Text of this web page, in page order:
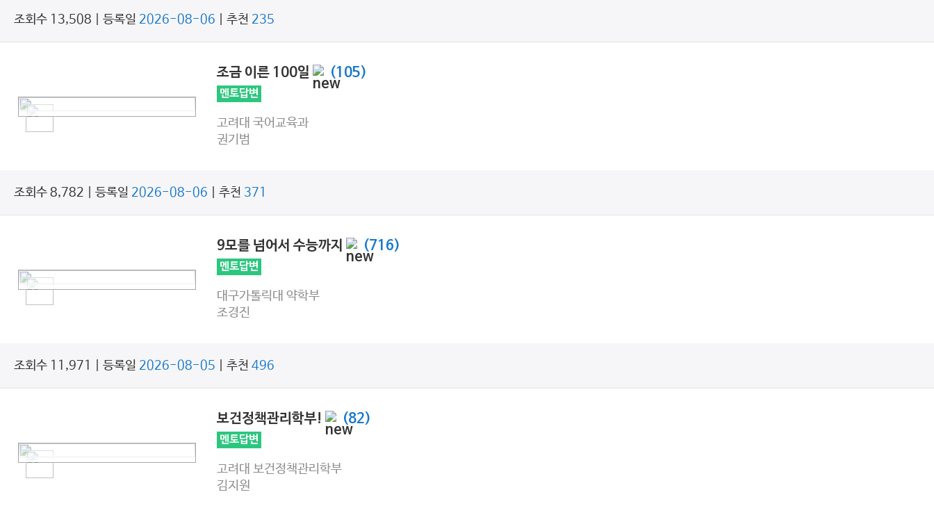
조회수 13,508 | 등록일 2026-08-06 | 추천 235
조금 이른 100일 (105)
멘토답변
고려대 국어교육과
권기범
조회수 8,782 | 등록일 2026-08-06 | 추천 371
9모를 넘어서 수능까지 (716)
멘토답변
대구가톨릭대 약학부
조경진
조회수 11,971 | 등록일 2026-08-05 | 추천 496
보건정책관리학부! (82)
멘토답변
고려대 보건정책관리학부
김지원